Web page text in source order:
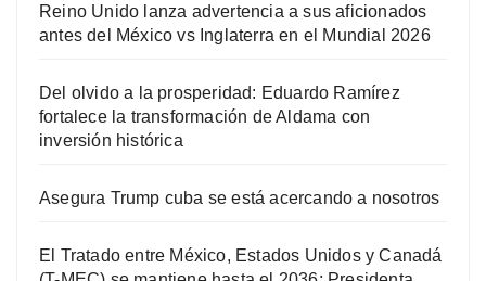
Reino Unido lanza advertencia a sus aficionados
antes del México vs Inglaterra en el Mundial 2026
Del olvido a la prosperidad: Eduardo Ramírez
fortalece la transformación de Aldama con
inversión histórica
Asegura Trump cuba se está acercando a nosotros
El Tratado entre México, Estados Unidos y Canadá